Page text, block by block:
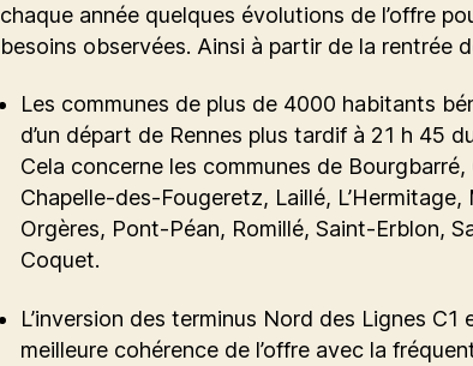
chaque année quelques évolutions de l’offre
besoins observées. Ainsi à partir de la rentrée
Les communes de plus de 4000 habitants
d’un départ de Rennes plus tardif à 21 h 45
Cela concerne les communes de
Chapelle-des-Fougeretz, Laillé,
Orgères, Pont-Péan, Romillé, Saint-Erblon,
Coquet.
L’inversion des terminus Nord des Lignes C1
meilleure cohérence de l’offre avec la